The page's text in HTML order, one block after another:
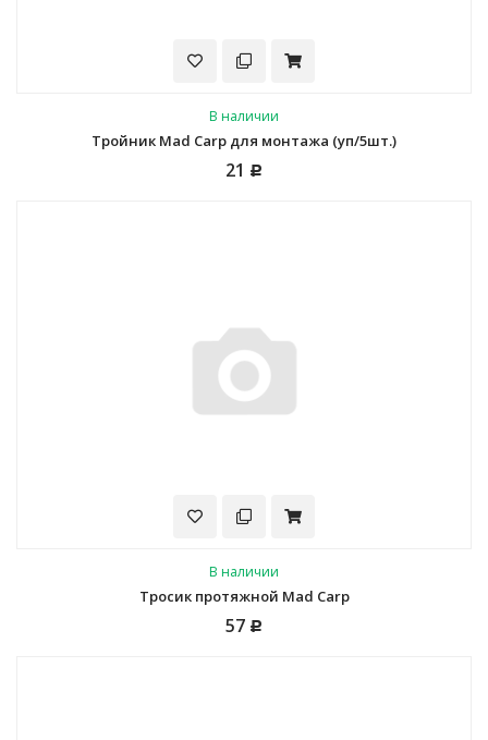
В наличии
Тройник Mad Carp для монтажа (уп/5шт.)
21 Р
В наличии
Тросик протяжной Mad Carp
57 Р